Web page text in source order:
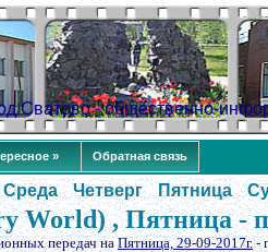
Сватово - общественно-
» Обратная связь
Среда Четверг Пятница
World) , Пятница -
передач наПятница, 29-09-2017г.-